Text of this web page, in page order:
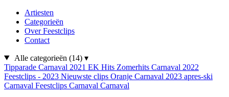
Artiesten
Categorieën
Over Feestclips
Contact
Alle categorieën (14) ▾
Tipparade Carnaval 2021 EK Hits Zomerhits Carnaval 2022
Feestclips - 2023 Nieuwste clips Oranje Carnaval 2023 apres-ski
Carnaval Feestclips Carnaval Carnaval